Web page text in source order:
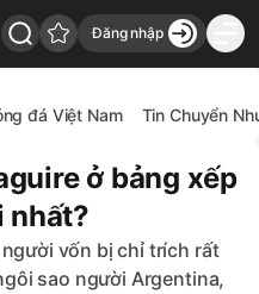
Đăng nhập
đá Việt Nam Tin Chuyển
ở bảng xếp
nhất?
vốn bị chỉ trích rất
sao người Argentina,